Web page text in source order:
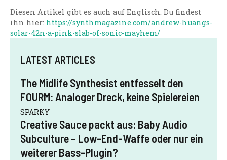
Diesen Artikel gibt es auch auf Englisch. Du findest
ihn hier: https://synthmagazine.com/andrew-huangs-
solar-42n-a-pink-slab-of-sonic-mayhem/
LATEST ARTICLES
The Midlife Synthesist entfesselt den
FOURM: Analoger Dreck, keine Spielereien
SPARKY
Creative Sauce packt aus: Baby Audio
Subculture – Low-End-Waffe oder nur ein
weiterer Bass-Plugin?